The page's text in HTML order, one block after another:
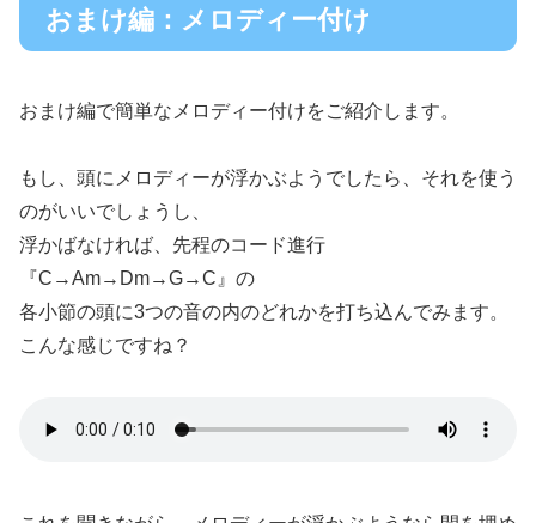
おまけ編：メロディー付け
おまけ編で簡単なメロディー付けをご紹介します。
もし、頭にメロディーが浮かぶようでしたら、それを使う
のがいいでしょうし、
浮かばなければ、先程のコード進行
『C→Am→Dm→G→C』の
各小節の頭に3つの音の内のどれかを打ち込んでみます。
こんな感じですね？